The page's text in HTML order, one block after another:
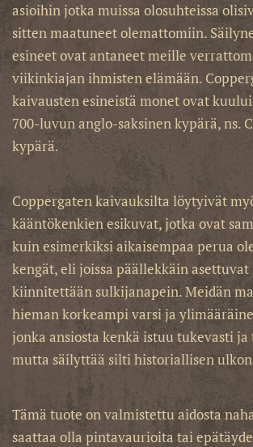
asioihin jotka muissa olosuhteissa
sitten maatuneet olemattomiin.
esineet ovat antaneet meille
viikinkiajan ihmisten elämään.
kaivausten esineistä monet ovat
700-luvun anglo-saksinen kypärä, ns.
kypärä.
Coppergaten kaivauksilta löytyivät
kääntökenkien esikuvat, jotka ovat
kuin esimerkiksi aikaisempaa perua
kengät, eli joissa päällekkäin
kiinnitettään sulkijanapein. Meidän
hieman korkeampi varsi ja
jonka ansiosta kenkä istuu tukevasti
mutta säilyttää silti historiallisen
Tämä tuote on valmistettu aidosta
saattaa olla pintavaurioita tai